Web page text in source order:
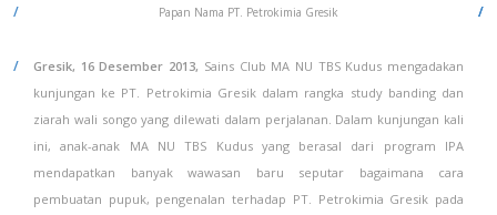
Papan Nama PT. Petrokimia Gresik
Gresik, 16 Desember 2013, Sains Club MA NU TBS Kudus mengadakan
kunjungan ke PT. Petrokimia Gresik dalam rangka study banding dan
ziarah wali songo yang dilewati dalam perjalanan. Dalam kunjungan kali
ini, anak-anak MA NU TBS Kudus yang berasal dari program IPA
mendapatkan banyak wawasan baru seputar bagaimana cara
pembuatan pupuk, pengenalan terhadap PT. Petrokimia Gresik pada